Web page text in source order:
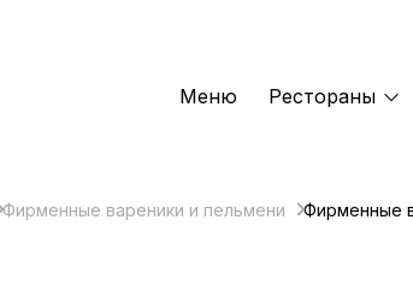
Меню Рестораны
Фирменные вареники и пельмени Фирменные